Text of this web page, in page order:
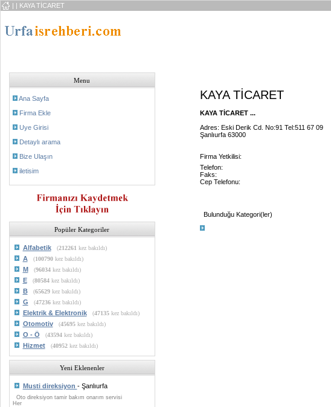
| | KAYA TİCARET
Menu
Ana Sayfa
Firma Ekle
Uye Girisi
Detaylı arama
Bize Ulaşın
iletisim
Popüler Kategoriler
Alfabetik (212261 kez bakıldı)
A (100790kez bakıldı)
M (96034kez bakıldı)
E (80584kez bakıldı)
B (65629kez bakıldı)
G (47236kez bakıldı)
Elektrik & Elektronik (47135kez bakıldı)
Otomotiv (45695kez bakıldı)
O - Ö (43594kez bakıldı)
Hizmet (40952kez bakıldı)
Yeni Eklenenler
Musti direksiyon - Şanlıurfa
Oto direksiyon tamir bakım onarım servisi
Her
KAYA TİCARET
KAYA TİCARET ...
Adres: Eski Derik Cd. No:91 Tel:511 67 09
Şanlıurfa 63000
Firma Yetkilisi:
Telefon:
Faks:
Cep Telefonu:
Bulunduğu Kategori(ler)